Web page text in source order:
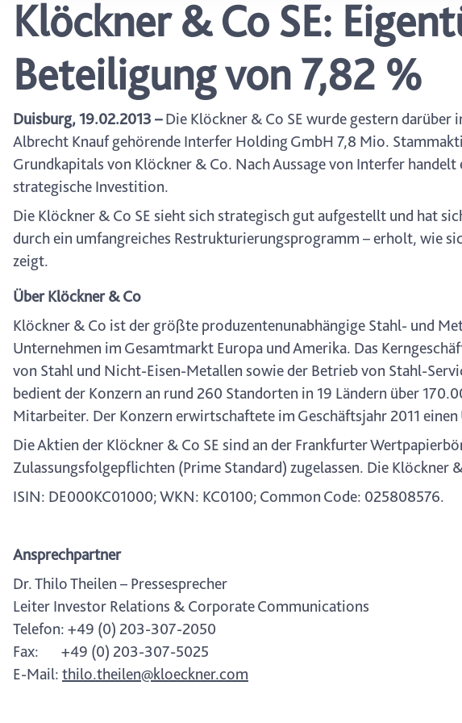
wählen, stehen Ihnen möglicherweise
können Ihre Einwilligung jederzeit mit
durch Anklicken des Datenschutz-Symbols
Klöckner & Co SE:
Beteiligung von 7,82 %
Duisburg, 19.02.2013 –Die Klöckner & Co SE wurde gestern
Albrecht Knauf gehörende Interfer Holding GmbH 7,8 Mio.
Grundkapitals von Klöckner & Co. Nach Aussage von Interfer
strategische Investition.
Die Klöckner & Co SE sieht sich strategisch gut aufgestellt und hat
durch ein umfangreiches Restrukturierungsprogramm – erholt, wie
zeigt.
Über Klöckner & Co
Klöckner & Co ist der größte produzentenunabhängige Stahl- und
Unternehmen im Gesamtmarkt Europa und Amerika. Das
von Stahl und Nicht-Eisen-Metallen sowie der Betrieb von Stahl-
bedient der Konzern an rund 260 Standorten in 19 Ländern über
Mitarbeiter. Der Konzern erwirtschaftete im Geschäftsjahr 2011 einen
Die Aktien der Klöckner & Co SE sind an der Frankfurter
Zulassungsfolgepflichten (Prime Standard) zugelassen. Die
ISIN: DE000KC01000; WKN: KC0100; Common Code: 025808576.
Ansprechpartner
Dr. Thilo Theilen – Pressesprecher
Leiter Investor Relations & Corporate Communications
Telefon: +49 (0) 203-307-2050
Fax: +49 (0) 203-307-5025
E-Mail: thilo.theilen@kloeckner.com